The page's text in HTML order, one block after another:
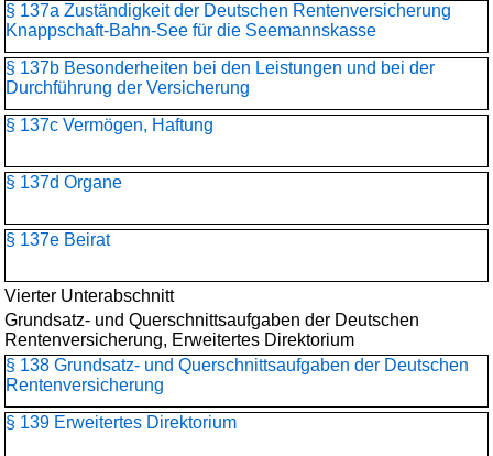
§ 137a Zuständigkeit der Deutschen Rentenversicherung
Knappschaft-Bahn-See für die Seemannskasse
§ 137b Besonderheiten bei den Leistungen und bei der
Durchführung der Versicherung
§ 137c Vermögen, Haftung
§ 137d Organe
§ 137e Beirat
Vierter Unterabschnitt
Grundsatz- und Querschnittsaufgaben der Deutschen
Rentenversicherung, Erweitertes Direktorium
§ 138 Grundsatz- und Querschnittsaufgaben der Deutschen
Rentenversicherung
§ 139 Erweitertes Direktorium